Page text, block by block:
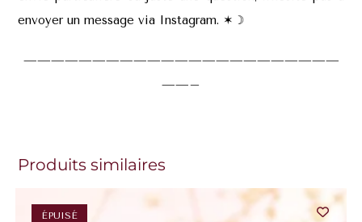
envoyer un message via Instagram. ✶ ☽
———————————————————————
——–
Produits similaires
ÉPUISÉ